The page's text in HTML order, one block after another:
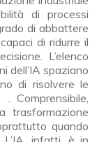
di processi
di abbattere
di ridurre il
L’elenco
dell’IA spaziano
di risolvere le
Comprensibile,
trasformazione
quando